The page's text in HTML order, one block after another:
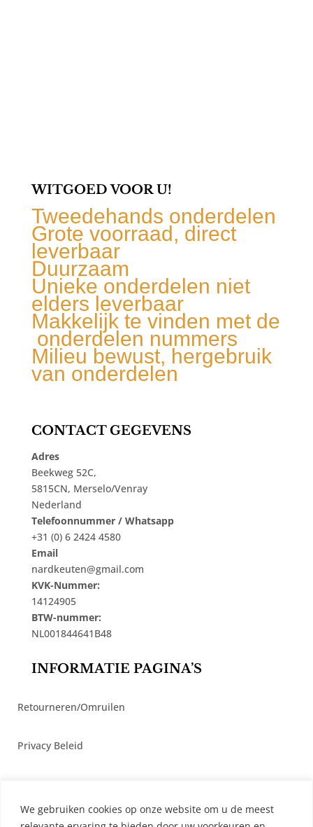
We gebruiken cookies op onze website om u de meest
WITGOED VOOR U!
Tweedehands onderdelen
Grote voorraad, direct
leverbaar
Duurzaam
Unieke onderdelen niet
elders leverbaar
Makkelijk te vinden met de
onderdelen nummers
Milieu bewust, hergebruik
van onderdelen
CONTACT GEGEVENS
Adres
Beekweg 52C,
5815CN, Merselo/Venray
Nederland
Telefoonnummer / Whatsapp
+31 (0) 6 2424 4580
Email
nardkeuten@gmail.com
KVK-Nummer:
14124905
BTW-nummer:
NL001844641B48
INFORMATIE PAGINA’S
Retourneren/Omruilen
Privacy Beleid
Algemene Voorwaarden